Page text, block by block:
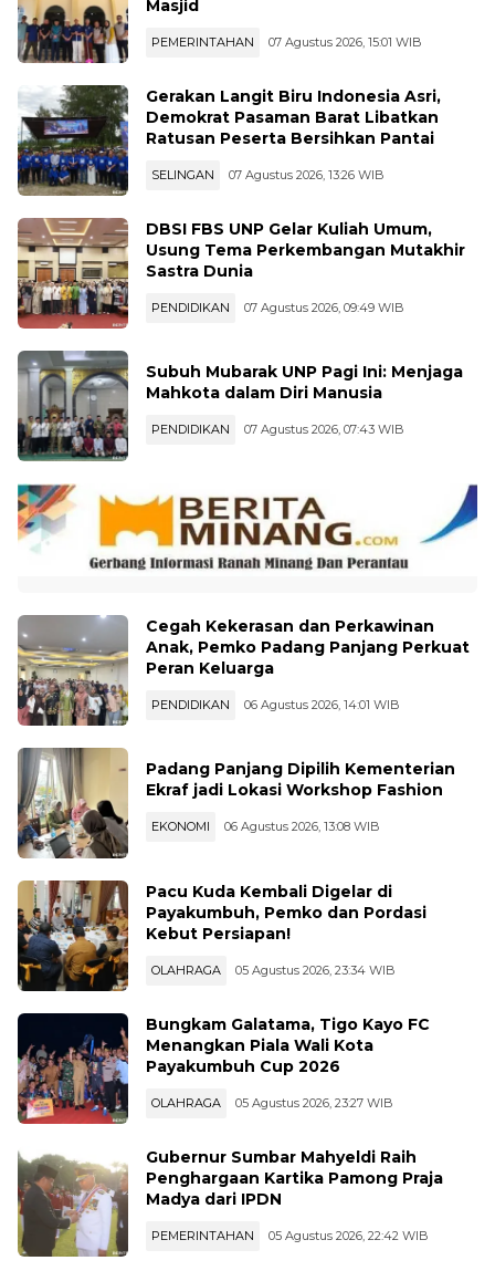
PEMERINTAHAN
Demokrat Pasaman Barat Libatkan
Ratusan Peserta Bersihkan Pantai
SELINGAN 07 Agustus 2026, 13:26 WIB
Usung Tema Perkembangan Mutakhir
Sastra Dunia
PENDIDIKAN 07 Agustus 2026, 09:49 WIB
Mahkota dalam Diri Manusia
PENDIDIKAN 07 Agustus 2026, 07:43 WIB
Anak, Pemko Padang Panjang Perkuat
Peran Keluarga
PENDIDIKAN 06 Agustus 2026, 14:01 WIB
Ekraf jadi Lokasi Workshop Fashion
EKONOMI 06 Agustus 2026, 13:08 WIB
Payakumbuh, Pemko dan Pordasi
Kebut Persiapan!
OLAHRAGA 05 Agustus 2026, 23:34 WIB
Menangkan Piala Wali Kota
Payakumbuh Cup 2026
OLAHRAGA 05 Agustus 2026, 23:27 WIB
Penghargaan Kartika Pamong Praja
Madya dari IPDN
PEMERINTAHAN 05 Agustus 2026, 22:42 WIB